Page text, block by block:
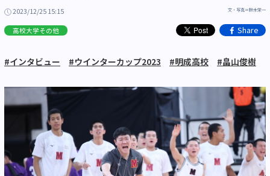
2023/12/25 15:15 文・写真＝鈴木栄一
高校大学その他 Share
#インタビュー #ウインターカップ2023 #明成高校 #畠山俊樹